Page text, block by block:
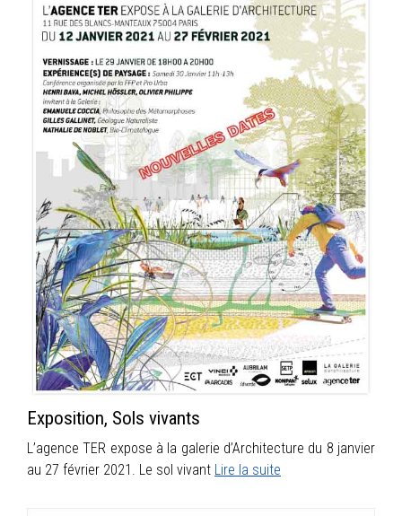
Exposition, Sols vivants
L’agence TER expose à la galerie d’Architecture du 8 janvier
au 27 février 2021. Le sol vivant Lire la suite